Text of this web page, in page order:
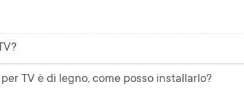
TV è di legno, come posso installarlo?